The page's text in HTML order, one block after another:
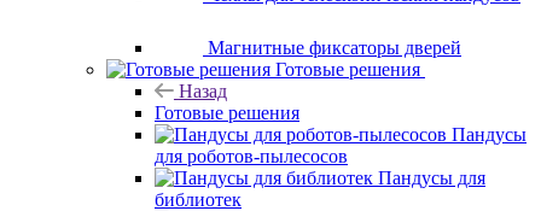
Магнитные фиксаторы дверей
Готовые решения
Назад
Готовые решения
Пандусы
для роботов-пылесосов
Пандусы для
библиотек